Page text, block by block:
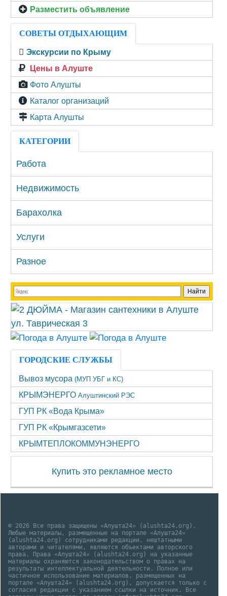
Разместить объявление
СОВЕТЫ ОТДЫХАЮЩИМ
Экскурсии по Крыму
Цены в Алуште
Фото Алушты
Каталог организаций
Карта Алушты
КАТЕГОРИИ
Работа
Недвижимость
Барахолка
Услуги
Разное
ГОРОДСКИЕ СЛУЖБЫ
Вывоз мусора (МУП УБГ и КС)
КРЫМЭНЕРГО Алуштинский РЭС
ГУП РК «Вода Крыма»
ГУП РК «Крымгазсети»
КРЫМТЕПЛОКОММУНЭНЕРГО
Купить это рекламное место
© 2026 Все права защищены «Алушта24» (alushta24.org).
Любые материалы, размещенные на портале «Алушта24»
(alushta24.org) сотрудниками редакции, нештатными
авторами и читателями, являются объектами авторского
права. Права «Алушта24» (alushta24.org) на указанные
материалы охраняются законодательством о правах на
результаты интеллектуальной деятельности. Полное или
частичное использование материалов, размещенных на
портале «Алушта24» (alushta24.org), допускается только с
согласия редакции с указанием ссылки на источник. Все